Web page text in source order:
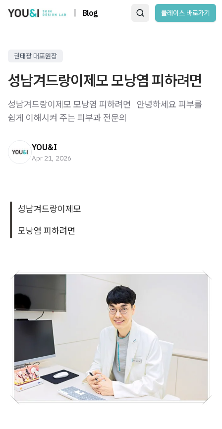
Blog 플레이스 바로가기
권태광 대표원장
성남겨드랑이제모 모낭염 피하려면
성남겨드랑이제모 모낭염 피하려면 ​ ​ 안녕하세요 피부를
쉽게 이해시켜 주는 피부과 전문의
YOU&I
Apr 21, 2026
성남겨드랑이제모
모낭염 피하려면